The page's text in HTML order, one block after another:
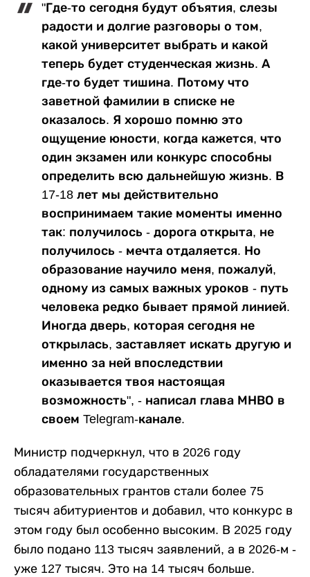
"Где-то сегодня будут объятия, слезы
радости и долгие разговоры о том,
какой университет выбрать и какой
теперь будет студенческая жизнь. А
где-то будет тишина. Потому что
заветной фамилии в списке не
оказалось. Я хорошо помню это
ощущение юности, когда кажется, что
один экзамен или конкурс способны
определить всю дальнейшую жизнь. В
17-18 лет мы действительно
воспринимаем такие моменты именно
так: получилось - дорога открыта, не
получилось - мечта отдаляется. Но
образование научило меня, пожалуй,
одному из самых важных уроков - путь
человека редко бывает прямой линией.
Иногда дверь, которая сегодня не
открылась, заставляет искать другую и
именно за ней впоследствии
оказывается твоя настоящая
возможность", - написал глава МНВО в
своем Telegram-канале.
Министр подчеркнул, что в 2026 году
обладателями государственных
образовательных грантов стали более 75
тысяч абитуриентов и добавил, что конкурс в
этом году был особенно высоким. В 2025 году
было подано 113 тысяч заявлений, а в 2026-м -
уже 127 тысяч. Это на 14 тысяч больше.